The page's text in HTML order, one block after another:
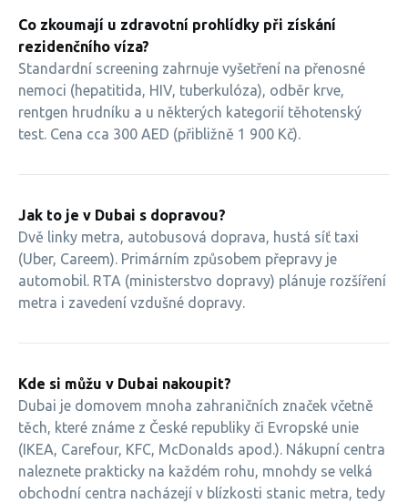
Co zkoumají u zdravotní prohlídky při získání
rezidenčního víza?
Standardní screening zahrnuje vyšetření na přenosné
nemoci (hepatitida, HIV, tuberkulóza), odběr krve,
rentgen hrudníku a u některých kategorií těhotenský
test. Cena cca 300 AED (přibližně 1 900 Kč).
Jak to je v Dubai s dopravou?
Dvě linky metra, autobusová doprava, hustá síť taxi
(Uber, Careem). Primárním způsobem přepravy je
automobil. RTA (ministerstvo dopravy) plánuje rozšíření
metra i zavedení vzdušné dopravy.
Kde si můžu v Dubai nakoupit?
Dubai je domovem mnoha zahraničních značek včetně
těch, které známe z České republiky či Evropské unie
(IKEA, Carefour, KFC, McDonalds apod.). Nákupní centra
naleznete prakticky na každém rohu, mnohdy se velká
obchodní centra nacházejí v blízkosti stanic metra, tedy